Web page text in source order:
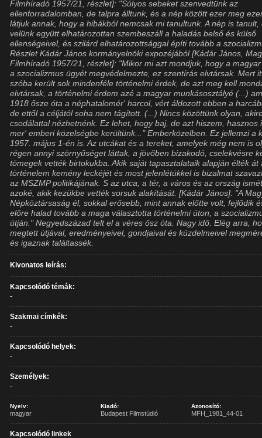
Filmhíradó 1957/21, részlet]: "Súlyos sebeket szenvedtünk az
ellenforradalomban, de talpra álltunk, és a nép között ezer meg
látjuk annak, hogy a hibákból nemcsak mi tanultunk. A nép is tanult,
velünk együtt elhatározottan szembeszáll a haladás belső és külső
ellenségeivel, és szilárd elhatározottsággal építi tovább a
Részlet Kádár János kormányelnöki expozéjából [Kádár János,
Filmhíradó 1957/21, részlet]: "Mikor mi azt mondjuk, hogy a
a szocializmus ügyét megvédelmezte, ez szentírás elvtársak. Mert
szóba került sok mindenféle történelmi érdek, de azt meg kell
elvtársak, a történelmi érdem azé a magyar munkásosztályé (...)
1918 ősze óta a néphatalomér' harcol, vért áldozott ebben a
de ettől a céljától soha nem tágított. (...) Nincs közöttünk olyan,
csodálattal nézhetnénk. Ez lehet, hogy baj, de azt hiszem, hasznos
mer' emberi közelségbe kerültünk..." Emberközelben. Ez jellemzi a
1957. május 1-én is. Az utcákat és a tereket, amelyek még nem is
régen annyi szörnyűséget láttak, a jövőben bizakodó, cselekvésre
tömegek vették birtokukba. Akik saját tapasztalataik alapján élték át
történelem kemény leckéjét és most jelenlétükkel is bizalmat
az MSZMP politikájának. S az utca, a tér, a város és az ország
azoké, akik kezükbe vették sorsuk alakítását. [Kádár János]: "A
Népköztársaság él, sokkal erősebb, mint annak előtte volt, fejlődik
előre halad tovább a maga választotta történelmi úton, a
útján." Negyedszázad telt el a véres ősz óta. Nagy idő. Elég arra,
megtett útjával, eredményeivel, gondjaival és küzdelmeivel
és igaznak találtassék.
Kivonatos leírás:
Kapcsolódó témák:
-
Szakmai címkék:
-
Kapcsolódó helyek:
-
Személyek:
-
Nyelv:
magyar
Kiadó:
Budapest Filmstúdió
Azonosító:
MFH_1981_44-01
Kapcsolódó linkek